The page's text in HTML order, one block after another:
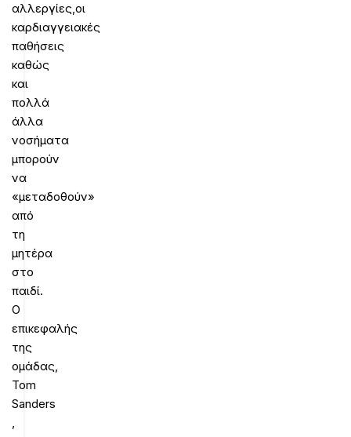
αλλεργίες,οι
καρδιαγγειακές
παθήσεις
καθώς
και
πολλά
άλλα
νοσήματα
μπορούν
να
«μεταδοθούν»
από
τη
μητέρα
στο
παιδί.
Ο
επικεφαλής
της
ομάδας,
Tom
Sanders
,